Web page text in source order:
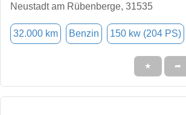
Neustadt am Rübenberge, 31535
32.000 km Benzin 150 kw (204 PS)
★ ➦